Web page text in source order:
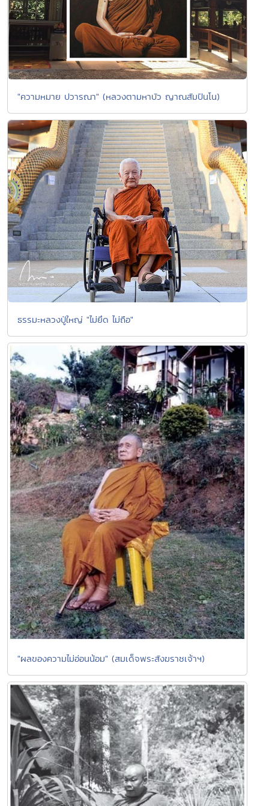
"ความหมาย ปวารณา" (หลวงตามหาบัว ญาณสัมปันโน)
ธรรมะหลวงปู่ใหญ่ "ไม่ยึด ไม่ถือ"
"ผลของความไม่อ่อนน้อม" (สมเด็จพระสังฆราชเจ้าฯ)